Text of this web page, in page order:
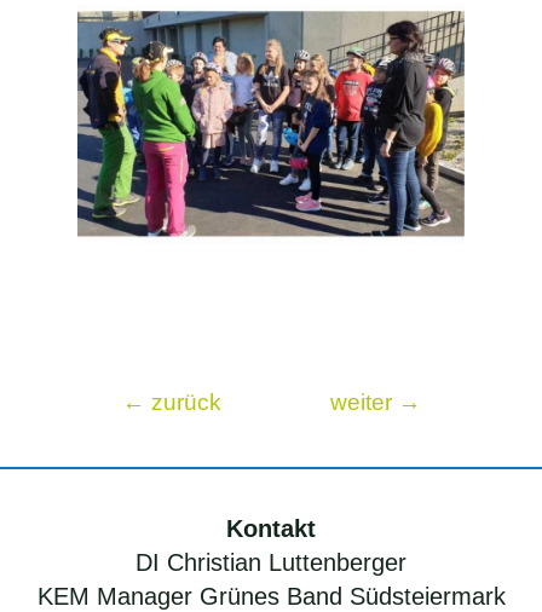
Beitragsnavigation
← zurück weiter →
Kontakt
DI Christian Luttenberger
KEM Manager Grünes Band Südsteiermark